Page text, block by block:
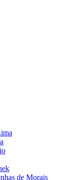
de Morais